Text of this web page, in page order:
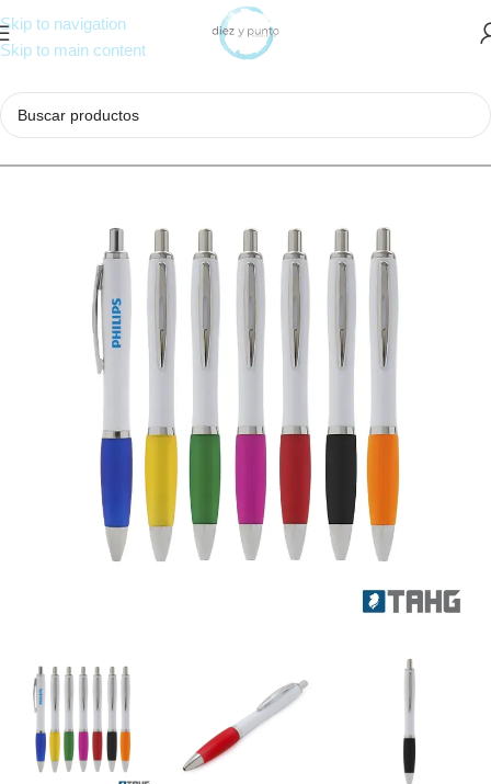
Skip to navigation
Skip to main content